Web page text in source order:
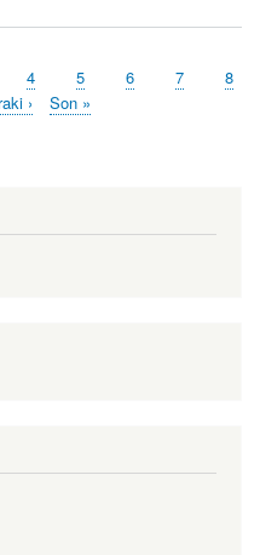
Sayfa
4 Sayfa
5 Sayfa
6 Sayfa
7
8
›
Last
Son »